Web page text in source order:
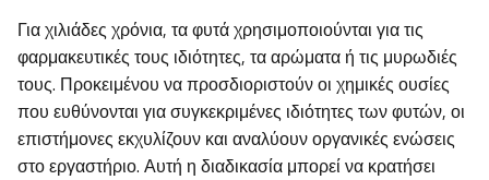
Για χιλιάδες χρόνια, τα φυτά χρησιμοποιούνται για τις
φαρμακευτικές τους ιδιότητες, τα αρώματα ή τις μυρωδιές
τους. Προκειμένου να προσδιοριστούν οι χημικές ουσίες
που ευθύνονται για συγκεκριμένες ιδιότητες των φυτών, οι
επιστήμονες εκχυλίζουν και αναλύουν οργανικές ενώσεις
στο εργαστήριο. Αυτή η διαδικασία μπορεί να κρατήσει